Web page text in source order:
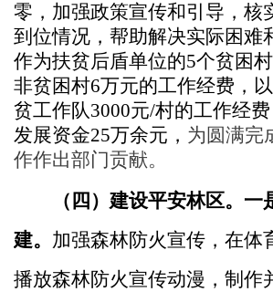
零， 加强政策宣传和引导，核
到位情况，帮助解决实际困难
作为扶贫后盾单位的5个贫困
非贫困村6万元的工作经费，
贫工作队3000元/村的工作经
发展资金25万余元， 为圆满完
作作出部门贡献。
（四）建设平安林区。 一
建。 加强森林防火宣传， 在体
播放森林防火宣传动漫，制作